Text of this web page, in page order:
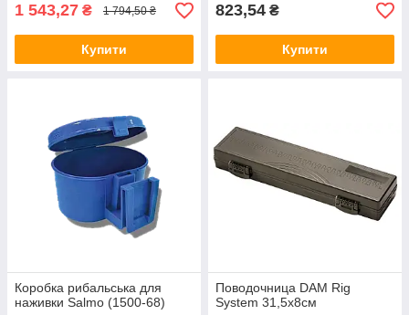
1 543,27 ₴ 1 794,50 ₴
Купити
823,54 ₴
Купити
Коробка рибальська для
наживки Salmo (1500-68)
Поводочница DAM Rig
System 31,5х8см